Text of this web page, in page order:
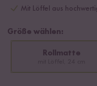
Mit Löffel aus
Größe wählen:
Rollmatte